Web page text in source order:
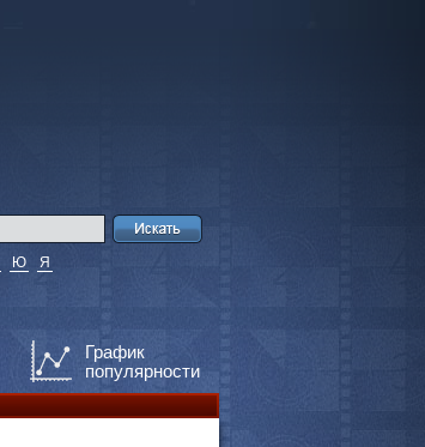
Ю Я
График
популярности